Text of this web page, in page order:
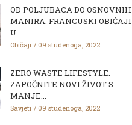
OD POLJUBACA DO OSNOVNIH
MANIRA: FRANCUSKI OBIČAJI
U...
Običaji 09 studenoga, 2022
ZERO WASTE LIFESTYLE:
ZAPOČNITE NOVI ŽIVOT S
MANJE...
Savjeti 09 studenoga, 2022